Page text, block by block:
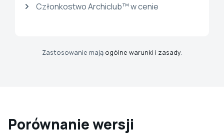
Członkostwo Archiclub™ w cenie
Zastosowanie mają ogólne warunki i zasady.
Porównanie wersji